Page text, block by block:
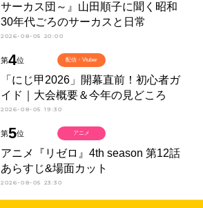
サーカス団～』山田順子に聞く昭和
30年代ごろのサーカスと日常
2026-08-05 20:00
第4位
「にじ甲2026」開幕直前！初心者ガ
イド｜大会概要＆今年の見どころ
2026-08-05 19:30
配信・Vtuber
第5位
アニメ『リゼロ』4th season 第12話
あらすじ&場面カット
2026-08-05 23:30
アニメ